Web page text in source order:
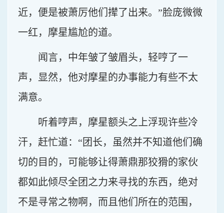
近，便是被萧厉他们撵了出来。”脸庞微微
一红，摩星尴尬的道。
闻言，中年皱了皱眉头，轻哼了一
声，显然，他对摩星的办事能力有些不太
满意。
听着哼声，摩星额头之上浮现许些冷
汗，赶忙道：“团长，虽然并不知道他们确
切的目的，可能够让得萧鼎那狡猾的家伙
都如此倾尽全团之力来寻找的东西，绝对
不是寻常之物啊，而且他们所在的范围，